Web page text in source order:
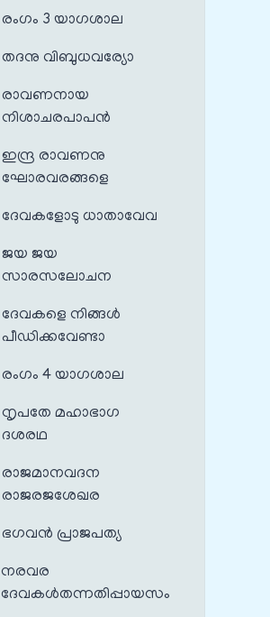
രംഗം 3 യാഗശാല
തദനു വിബുധവര്യോ
രാവണനായ
നിശാചരപാപൻ
ഇന്ദ്ര രാവണനു
ഘോരവരങ്ങളെ
ദേവകളോടു ധാതാവേവ
ജയ ജയ
സാരസലോചന
ദേവകളെ നിങ്ങൾ‍
പീഡിക്കവേണ്ടാ
രംഗം 4 യാഗശാല
നൃപതേ മഹാഭാഗ
ദശരഥ
രാജമാനവദന
രാജരജശേഖര
ഭഗവൻ പ്രാജപത്യ
നരവര
ദേവകൾതന്നതിപ്പായസം